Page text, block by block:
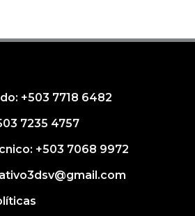
+503 7718 6482
7235 4757
+503 7068 9972